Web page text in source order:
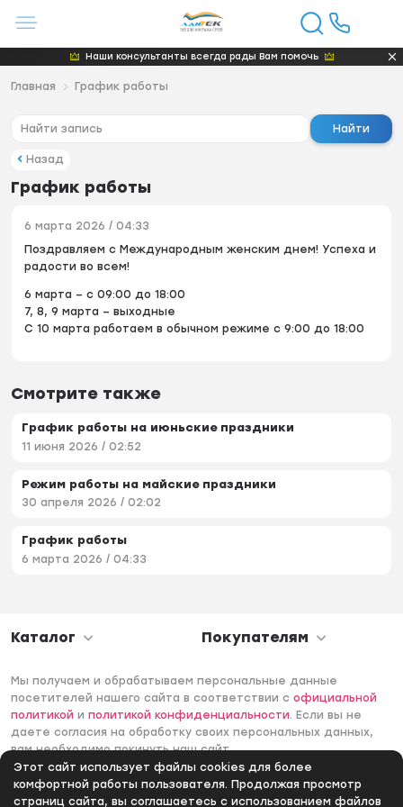
Этот сайт использует файлы cookies для более
комфортной работы пользователя. Продолжая просмотр
страниц сайта, вы соглашаетесь с использованием файлов
Наши консультанты всегда рады Вам помочь
Главная График работы
Найти
Назад
График работы
6 марта 2026 / 04:33
Поздравляем с Международным женским днем! Успеха и
радости во всем!
6 марта – с 09:00 до 18:00
7, 8, 9 марта – выходные
С 10 марта работаем в обычном режиме с 9:00 до 18:00
Смотрите также
График работы на июньские праздники
11 июня 2026 / 02:52
Режим работы на майские праздники
30 апреля 2026 / 02:02
График работы
6 марта 2026 / 04:33
Каталог Покупателям
Мы получаем и обрабатываем персональные данные
посетителей нашего сайта в соответствии софициальной
политикой иполитикой конфиденциальности. Если вы не
даете согласия на обработку своих персональных данных,
вам необходимо покинуть наш сайт.
© 2006 -2026 Интернет-магазин Лантек. Все права
защищены.